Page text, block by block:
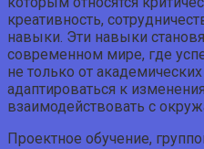
креативность,
навыки. Эти навыки
современном мире, где
не только от
адаптироваться к
взаимодействовать с
Проектное обучение,